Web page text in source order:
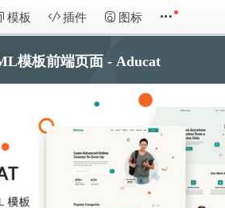
模板 插件 图标
模板前端页面 - Aducat